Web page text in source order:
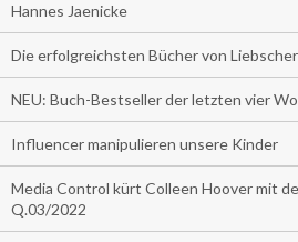
Hannes Jaenicke
Die erfolgreichsten Bücher von
NEU: Buch-Bestseller der letzten vier
Influencer manipulieren unsere Kinder
Media Control kürt Colleen Hoover mit
Q.03/2022